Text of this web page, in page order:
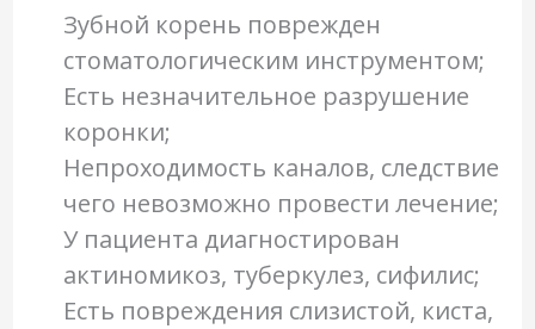
Зубной корень поврежден
стоматологическим инструментом;
Есть незначительное разрушение
коронки;
Непроходимость каналов, следствие
чего невозможно провести лечение;
У пациента диагностирован
актиномикоз, туберкулез, сифилис;
Есть повреждения слизистой, киста,